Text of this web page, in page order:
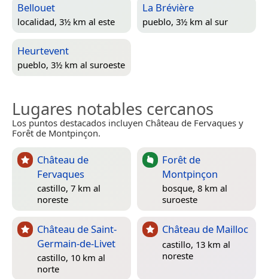
Bellouet
localidad, 3½ km al este
La Brévière
pueblo, 3½ km al sur
Heurtevent
pueblo, 3½ km al suroeste
Lugares notables cercanos
Los puntos destacados incluyen Château de Fervaques y
Forêt de Montpinçon.
Château de
Fervaques
castillo, 7 km al
noreste
Forêt de
Montpinçon
bosque, 8 km al
suroeste
Château de Saint-
Germain-de-Livet
castillo, 10 km al
norte
Château de Mailloc
castillo, 13 km al
noreste